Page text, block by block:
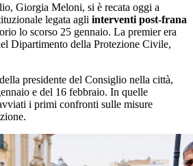
Giorgia Meloni, si è recata oggi a
legata agli interventi post-frana
lo scorso 25 gennaio. La premier era
Dipartimento della Protezione Civile,
presidente del Consiglio nella città,
e del 16 febbraio. In quelle
i primi confronti sulle misure